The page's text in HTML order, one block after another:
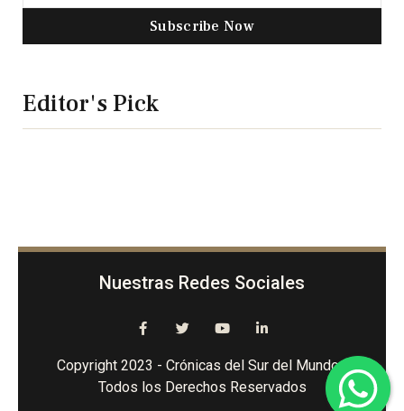
Subscribe Now
Editor's Pick
Nuestras Redes Sociales
Copyright 2023 - Crónicas del Sur del Mundo -
Todos los Derechos Reservados